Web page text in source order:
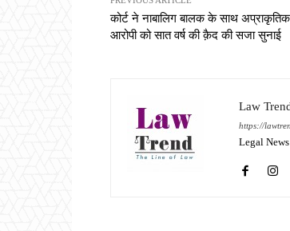
कोर्ट ने नाबालिग बालक के साथ
आरोपी को सात वर्ष की क़ैद की सजा सुनाई
Law
https://
Legal